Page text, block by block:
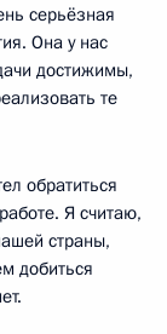
серьёзная
Она у нас
достижимы,
те
обратиться
Я считаю,
страны,
добиться